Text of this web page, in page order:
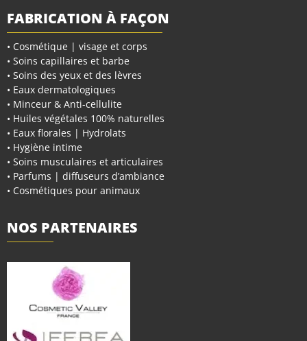
FABRICATION À FAÇON
• Cosmétique | visage et corps
• Soins capillaires et barbe
• Soins des yeux et des lèvres
• Eaux dermatologiques
• Minceur & Anti-cellulite
• Huiles végétales 100% naturelles
• Eaux florales | Hydrolats
• Hygiène intime
• Soins musculaires et articulaires
• Parfums | diffuseurs d’ambiance
• Cosmétiques pour animaux
NOS PARTENAIRES